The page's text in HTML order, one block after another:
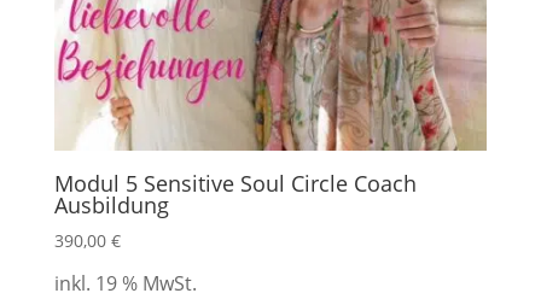
Modul 5 Sensitive Soul Circle Coach
Ausbildung
390,00 €
inkl. 19 % MwSt.